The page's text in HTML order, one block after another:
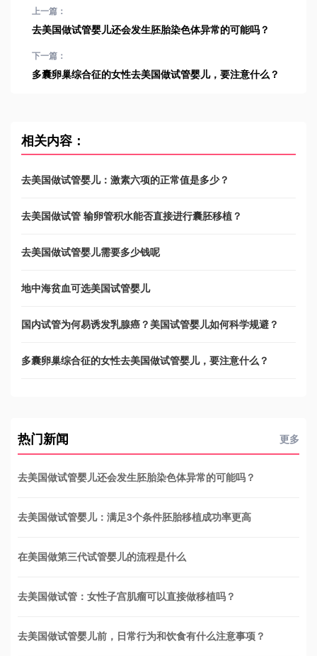
上一篇：
去美国做试管婴儿还会发生胚胎染色体异常的可能吗？
下一篇：
多囊卵巢综合征的女性去美国做试管婴儿，要注意什么？
相关内容：
去美国做试管婴儿：激素六项的正常值是多少？
去美国做试管 输卵管积水能否直接进行囊胚移植？
去美国做试管婴儿需要多少钱呢
地中海贫血可选美国试管婴儿
国内试管为何易诱发乳腺癌？美国试管婴儿如何科学规避？
多囊卵巢综合征的女性去美国做试管婴儿，要注意什么？
热门新闻 更多
去美国做试管婴儿还会发生胚胎染色体异常的可能吗？
去美国做试管婴儿：满足3个条件胚胎移植成功率更高
在美国做第三代试管婴儿的流程是什么
去美国做试管：女性子宫肌瘤可以直接做移植吗？
去美国做试管婴儿前，日常行为和饮食有什么注意事项？